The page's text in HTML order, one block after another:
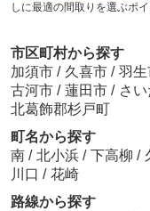
しに最適の間取りを選ぶポ
市区町村から探す
加須市 / 久喜市 / 羽生
古河市 / 蓮田市 / さ
北葛飾郡杉戸町
町名から探す
南 / 北小浜 / 下高柳 /
川口 / 花崎
路線から探す